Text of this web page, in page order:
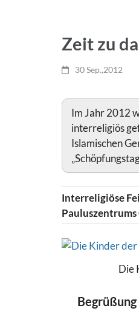
Zeit zu
30 Sep.,2012
Im Jahr 2012
interreligiös
Islamischen
Interreligiöse
Pauluszentrums
Die